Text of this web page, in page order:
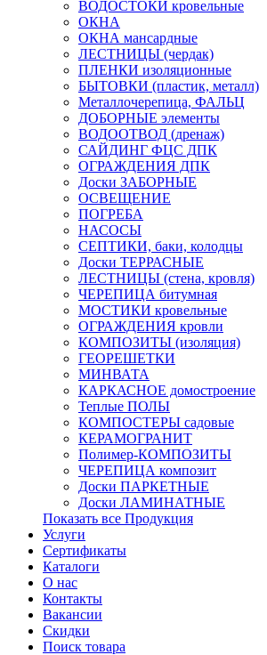
ВОДОСТОКИ кровельные
ОКНА
ОКНА мансардные
ЛЕСТНИЦЫ (чердак)
ПЛЕНКИ изоляционные
БЫТОВКИ (пластик, металл)
Металлочерепица, ФАЛЬЦ
ДОБОРНЫЕ элементы
ВОДООТВОД (дренаж)
САЙДИНГ ФЦС ДПК
ОГРАЖДЕНИЯ ДПК
Доски ЗАБОРНЫЕ
ОСВЕЩЕНИЕ
ПОГРЕБА
НАСОСЫ
СЕПТИКИ, баки, колодцы
Доски ТЕРРАСНЫЕ
ЛЕСТНИЦЫ (стена, кровля)
ЧЕРЕПИЦА битумная
МОСТИКИ кровельные
ОГРАЖДЕНИЯ кровли
КОМПОЗИТЫ (изоляция)
ГЕОРЕШЕТКИ
МИНВАТА
КАРКАСНОЕ домостроение
Теплые ПОЛЫ
КОМПОСТЕРЫ садовые
КЕРАМОГРАНИТ
Полимер-КОМПОЗИТЫ
ЧЕРЕПИЦА композит
Доски ПАРКЕТНЫЕ
Доски ЛАМИНАТНЫЕ
Показать все Продукция
Услуги
Сертификаты
Каталоги
О нас
Контакты
Вакансии
Скидки
Поиск товара